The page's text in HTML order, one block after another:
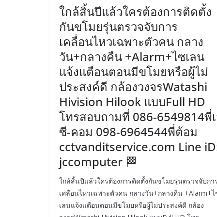
ใกล้สิ้นปีแล้วใครต้องการติดตั้ง
กันขโมยรุ่นตรวจจับการ
เคลื่อนไหวเฉพาะตัวคน กลาง
วัน+กลางคืน +Alarm+ไซเลน
แจ้งแตือนตอนมีขโมยหรือผู้ไม่
ประสงค์ดี กล้องวงจรWatashi
Hivision Hilook แบบFull HD
โทรสอบถามที่ 086-6549814พี่
ซี-คอม 098-6964544พี่ต้อม
cctvanditservice.com Line
jccomputer 🏁
ใกล้สิ้นปีแล้วใครต้องการติดตั้งกันขโมยรุ่นตรวจจับกา
เคลื่อนไหวเฉพาะตัวคน กลางวัน+กลางคืน +Alarm+ไ
เลนแจ้งแตือนตอนมีขโมยหรือผู้ไม่ประสงค์ดี กล้อง